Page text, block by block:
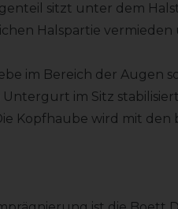
sitzt unter dem
Halspartie
im Bereich der Augen
Untergurt im Sitz
Kopfhaube wird mit den